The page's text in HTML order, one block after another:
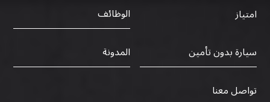
امتياز
الوظائف
سيارة بدون تأمين
المدونة
تواصل معنا